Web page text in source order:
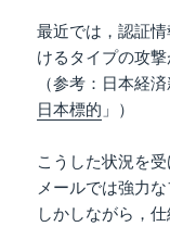
最近では，認証
けるタイプの攻
（参考：日本経
日本標的 」）
こうした状況を
メールでは強力
しかしながら，